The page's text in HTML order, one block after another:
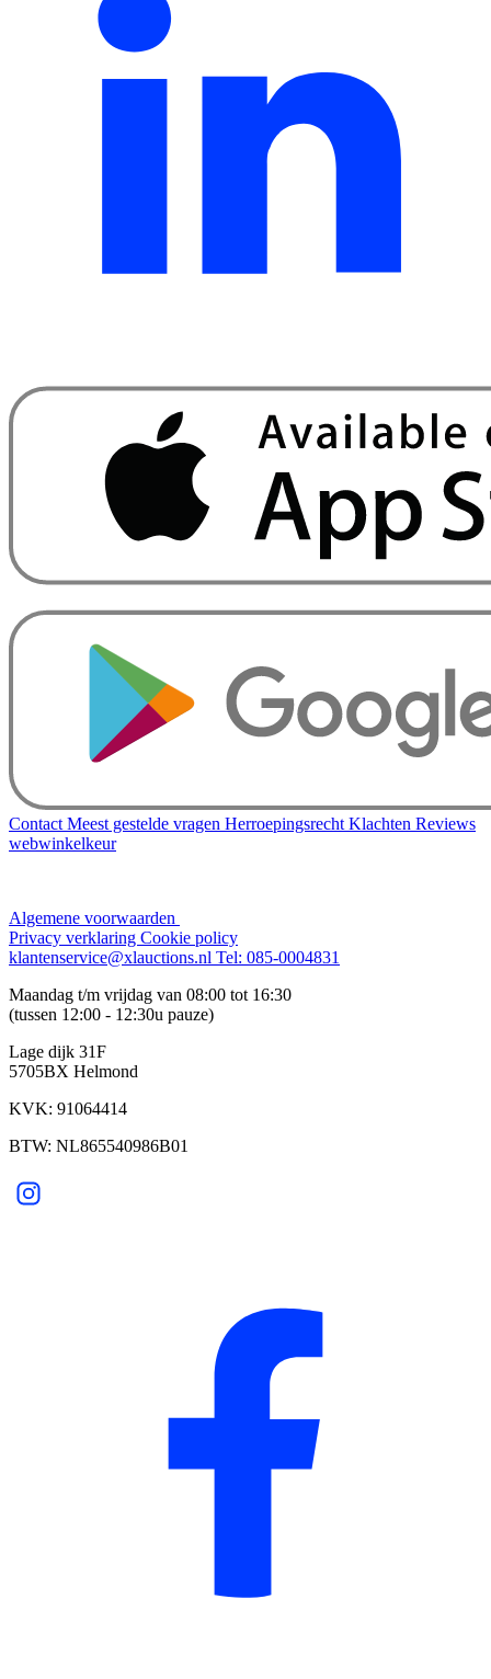
Contact Meest gestelde vragen Herroepingsrecht Klachten Reviews
webwinkelkeur
Algemene voorwaarden
Privacy verklaring Cookie policy
klantenservice@xlauctions.nl Tel: 085-0004831
Maandag t/m vrijdag van 08:00 tot 16:30
(tussen 12:00 - 12:30u pauze)
Lage dijk 31F
5705BX Helmond
KVK: 91064414
BTW: NL865540986B01